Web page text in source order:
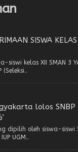
SISWA
siswi kelas XII SMAN 3
lolos SNBP
dipilih oleh siswa-siswi
UGM..